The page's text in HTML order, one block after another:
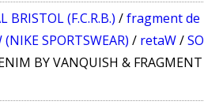
BRISTOL (F.C.R.B.) /fragment de
(NIKE SPORTSWEAR) / retaW/SO
BY VANQUISH & FRAGMENT